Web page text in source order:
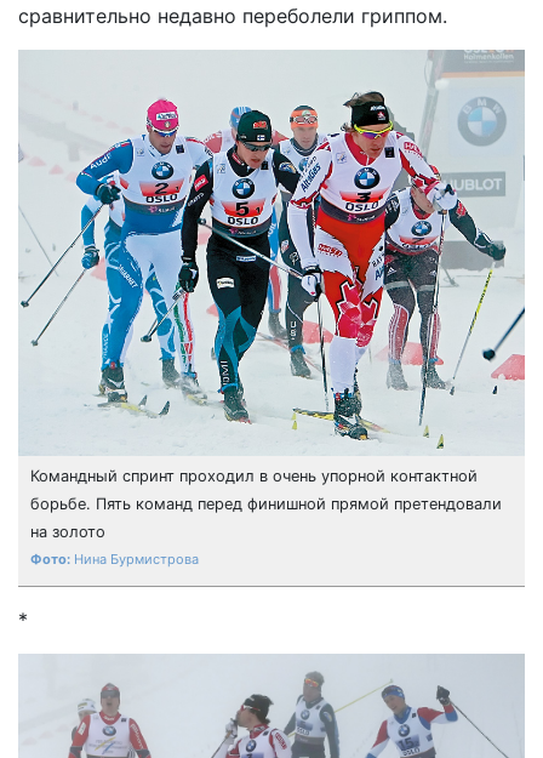
сравнительно недавно переболели гриппом.
Командный спринт проходил в очень упорной контактной
борьбе. Пять команд перед финишной прямой претендовали
на золото
Нина Бурмистрова
*